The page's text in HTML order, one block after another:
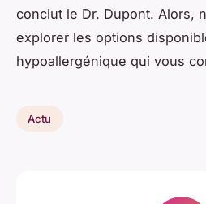
conclut le Dr. Dupont. Alors,
explorer les options
hypoallergénique qui vous
Actu